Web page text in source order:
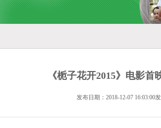
《栀子花开2015》电影
发布日期：2018-12-07 16:03:00